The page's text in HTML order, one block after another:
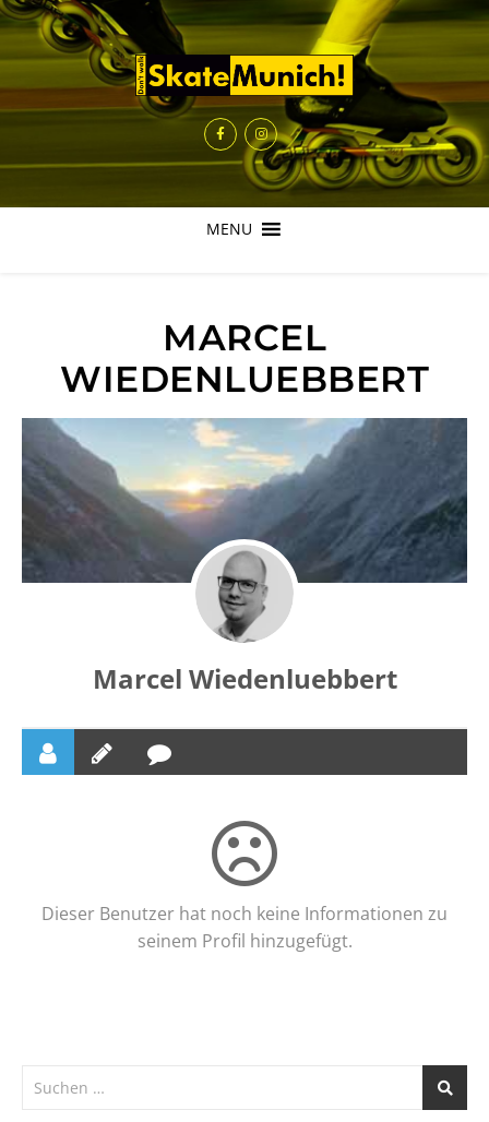
MENU
MARCEL
WIEDENLUEBBERT
Marcel Wiedenluebbert
Dieser Benutzer hat noch keine Informationen zu
seinem Profil hinzugefügt.